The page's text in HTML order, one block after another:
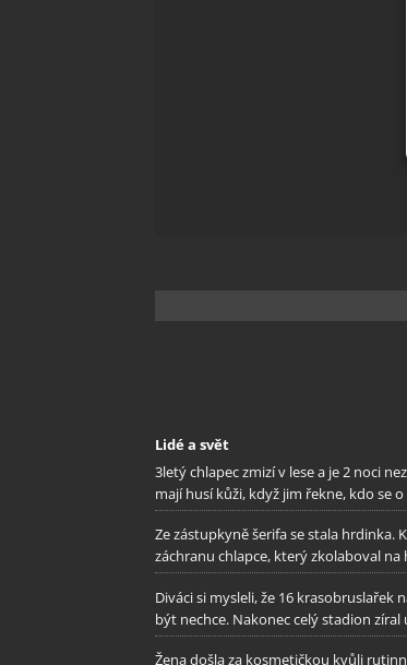
Lidé a svět
3letý chlapec zmizí v lese a je 2 noci
mají husí kůži, když jim řekne, kdo se
Ze zástupkyně šerifa se stala hrdinka.
záchranu chlapce, který zkolaboval na
Diváci si mysleli, že 16 krasobruslařek
být nechce. Nakonec celý stadion zíral
Žena došla za kosmetičkou kvůli